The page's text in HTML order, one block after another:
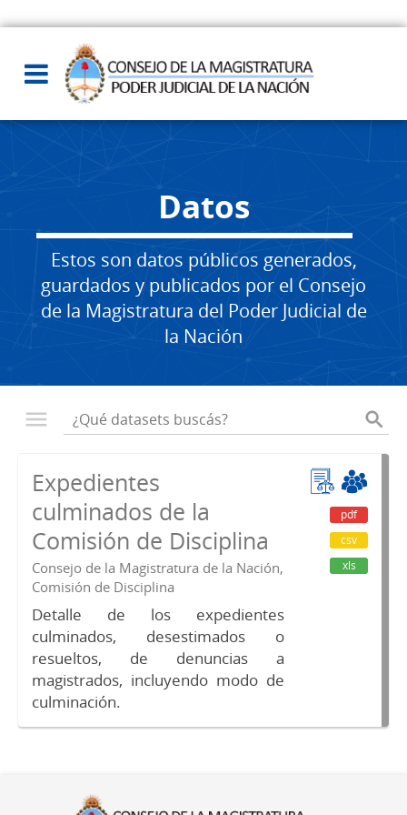
Datos
Estos son datos públicos generados,
guardados y publicados por el Consejo
de la Magistratura del Poder Judicial de
la Nación
Expedientes
culminados de la
Comisión de Disciplina
Consejo de la Magistratura de la Nación,
Comisión de Disciplina
Detalle de los expedientes
culminados, desestimados o
resueltos, de denuncias a
magistrados, incluyendo modo de
culminación.
pdf
csv
xls